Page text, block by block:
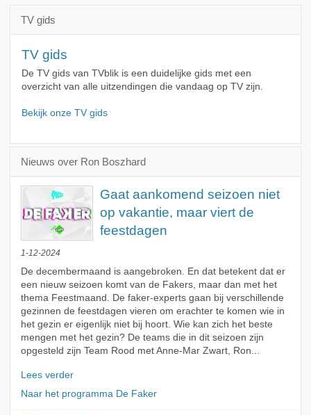
TV gids
TV gids
De TV gids van TVblik is een duidelijke gids met een
overzicht van alle uitzendingen die vandaag op TV zijn.
Bekijk onze TV gids
Nieuws over Ron Boszhard
Gaat aankomend seizoen niet
op vakantie, maar viert de
feestdagen
1-12-2024
De decembermaand is aangebroken. En dat betekent dat er
een nieuw seizoen komt van de Fakers, maar dan met het
thema Feestmaand. De faker-experts gaan bij verschillende
gezinnen de feestdagen vieren om erachter te komen wie in
het gezin er eigenlijk niet bij hoort. Wie kan zich het beste
mengen met het gezin? De teams die in dit seizoen zijn
opgesteld zijn Team Rood met Anne-Mar Zwart, Ron...
Lees verder
Naar het programma De Faker